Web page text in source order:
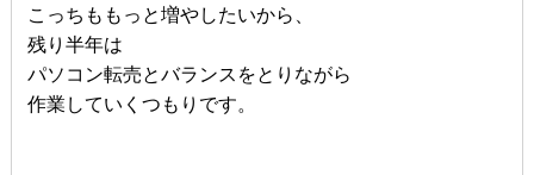
こっちももっと増やしたいから、
残り半年は
パソコン転売とバランスをとりながら
作業していくつもりです。